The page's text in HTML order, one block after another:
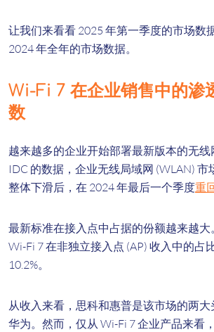
让我们来看看 2025 年第一季度的市场数
2024 年全年的市场数据。
Wi-Fi 7 在企业销售中的渗
数
越来越多的企业开始部署最新版本的无
IDC 的数据，企业无线局域网 (WLAN) 市
整体下滑后，在 2024 年最后一个季度重
最新标准在接入点中占据的份额越来越大
Wi-Fi 7 在非独立接入点 (AP) 收入中的占
10.2%。
从收入来看，思科和惠普是该市场的两
华为。然而，仅从 Wi-Fi 7 企业产品来看